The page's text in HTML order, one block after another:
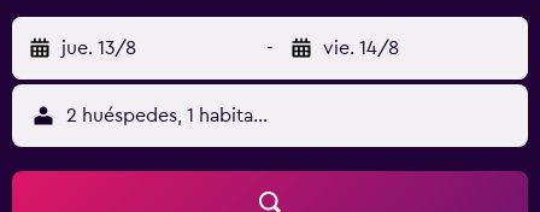
esparcimiento que se indican más abajo en las
instalaciones o cerca del alojamiento (es posible que se
aplique un recargo).
jue. 13/8 - vie. 14/8
2 huéspedes, 1 habitación